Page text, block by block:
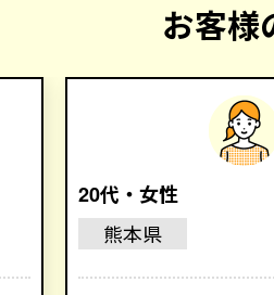
お客様
20代・女性
熊本県